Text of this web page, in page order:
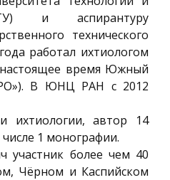
и аспирантуру
технического
работал ихтиологом
время Южный
В ЮНЦ РАН с 2012
ихтиологии, автор 14
1 монографии.
участник более чем 40
Чёрном и Каспийском